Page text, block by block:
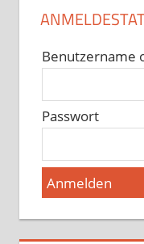
Benutzername
Passwort